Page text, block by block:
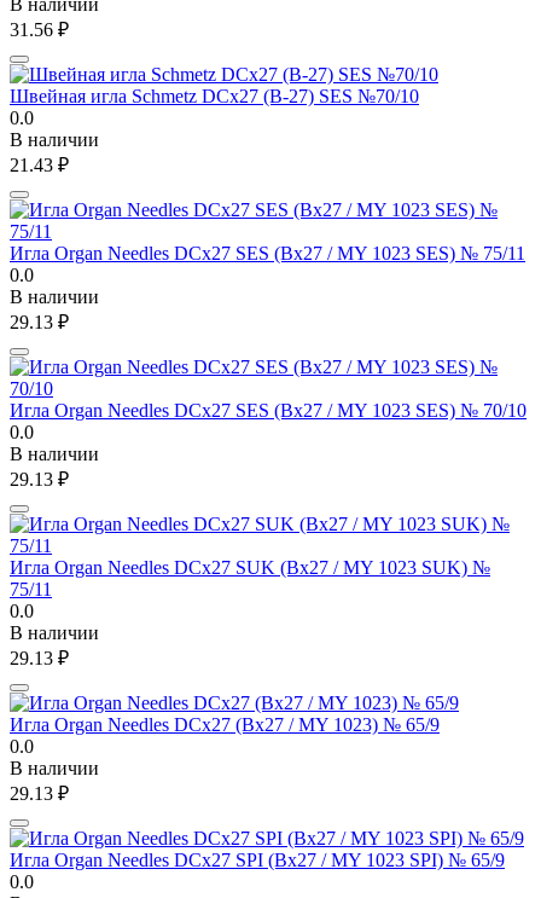
31.56 ₽
Швейная игла Schmetz DCx27 (B-27) SES №70/10
0.0
В наличии
21.43 ₽
Игла Organ Needles DCx27 SES (Bx27 / MY 1023 SES) № 75/11
0.0
В наличии
29.13 ₽
Игла Organ Needles DCx27 SES (Bx27 / MY 1023 SES) № 70/10
0.0
В наличии
29.13 ₽
Игла Organ Needles DCx27 SUK (Bx27 / MY 1023 SUK) №
75/11
0.0
В наличии
29.13 ₽
Игла Organ Needles DCx27 (Bx27 / MY 1023) № 65/9
0.0
В наличии
29.13 ₽
Игла Organ Needles DCx27 SPI (Bx27 / MY 1023 SPI) № 65/9
0.0